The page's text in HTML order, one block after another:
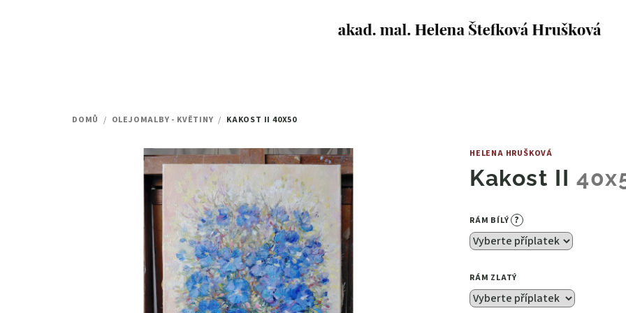
DOMŮ / OLEJOMALBY - KVĚTINY / KAKOST II40X50
HELENA HRUŠKOVÁ
Kakost II
RÁM BÍLÝ ?
RÁM ZLATÝ